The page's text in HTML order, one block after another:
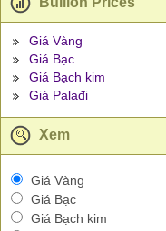
Giá Vàng
Giá Bạc
Giá Bạch kim
Giá Palađi
Xem
Giá Vàng
Giá Bạc
Giá Bạch kim